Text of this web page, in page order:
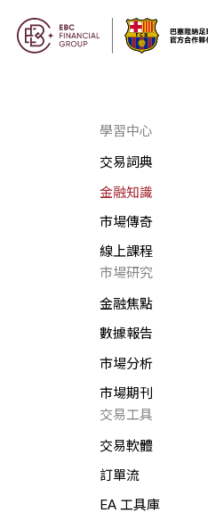
學習中心
交易詞典
金融知識
市場傳奇
線上課程
市場研究
金融焦點
數據報告
市場分析
市場期刊
交易工具
交易軟體
訂單流
EA 工具庫